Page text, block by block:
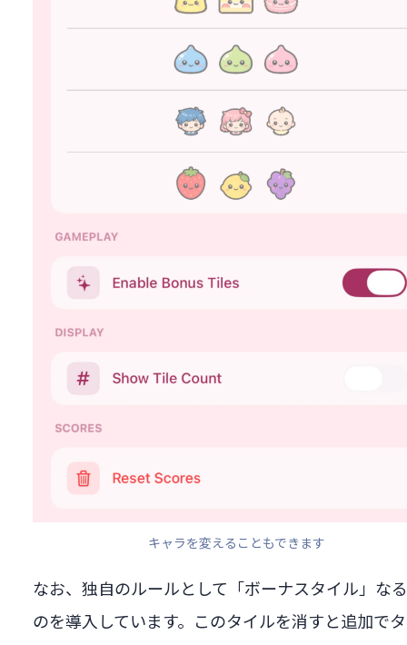
キャラを変えることもできます
なお、独自のルールとして「ボーナスタイル」な
のを導入しています。このタイルを消すと追加で